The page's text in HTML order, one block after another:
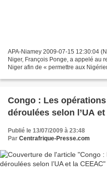
APA-Niamey 2009-07-15 12:30:04
Niger, François Ponge, a appelé au
Niger afin de « permettre aux
Congo : Les
déroulées selon l’UA
Publié le 13/07/2009 à 23:48
Par Centrafrique-Presse.com